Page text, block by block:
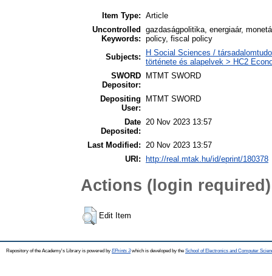
Item Type: Article
Uncontrolled
Keywords:
gazdaságpolitika, energiaár,
policy, fiscal policy
Subjects:
H Social Sciences /
története és alapelvek > HC2
SWORD
Depositor:
MTMT SWORD
Depositing
User:
MTMT SWORD
Date
Deposited:
20 Nov 2023 13:57
Last Modified:
20 Nov 2023 13:57
URI:
http://real.mtak.hu/id/eprint/180378
Actions (login required)
Edit Item
Repository of the Academy's Library is powered by EPrints 3which is developed by the School of Electronics and Computer